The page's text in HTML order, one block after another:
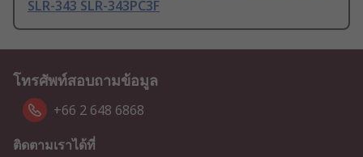
SLR-343 SLR-343PC3F
โทรศัพท์สอบถามข้อมูล
+66 2 648 6868
ติดตามเราได้ที่